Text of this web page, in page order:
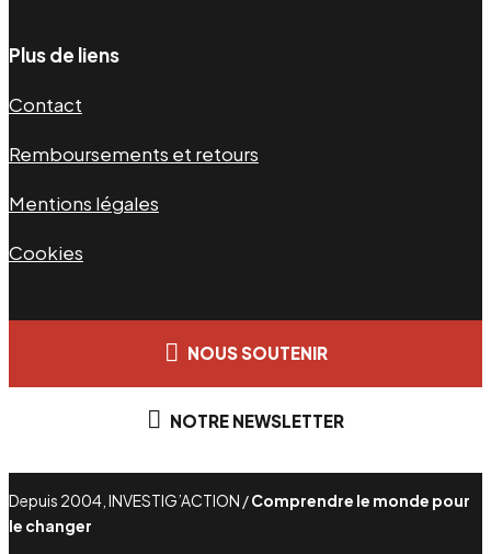
Plus de liens
Contact
Remboursements et retours
Mentions légales
Cookies
NOUS SOUTENIR
NOTRE NEWSLETTER
Depuis 2004, INVESTIG’ACTION /Comprendre le monde pour
le changer